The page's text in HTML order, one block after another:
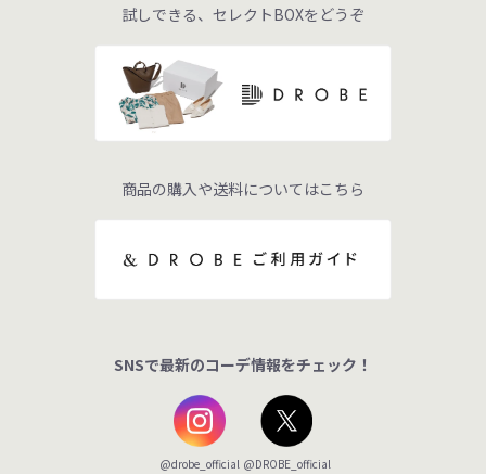
試しできる、セレクトBOXをどうぞ
商品の購入や送料についてはこちら
SNSで最新のコーデ情報をチェック！
@drobe_official @DROBE_official